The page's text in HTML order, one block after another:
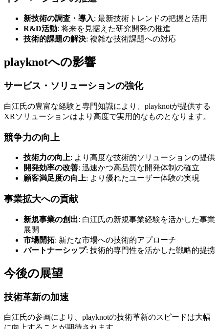
新技術の調査・導入: 最新技術トレンドの把握と活用
R&D活動: 将来を見据えた研究開発の推進
技術的課題の解決: 複雑な技術課題への対応
playknotへの影響
サービス・ソリューションの強化
白江氏の豊富な経験と専門知識により、playknotが提供する
XRソリューションはより高度で実用的なものとなります。
競争力の向上
技術力の向上: より高度な技術的ソリューションの提供
開発効率の改善: 迅速かつ高品質な開発体制の確立
顧客満足度の向上: より優れたユーザー体験の実現
事業拡大への貢献
新規事業の創出: 白江氏の新規事業経験を活かした事業
展開
市場開拓: 新たな市場への技術的アプローチ
パートナーシップ: 技術的専門性を活かした戦略的提携
今後の展望
技術革新の加速
白江氏の参画により、playknotの技術革新のスピードは大幅